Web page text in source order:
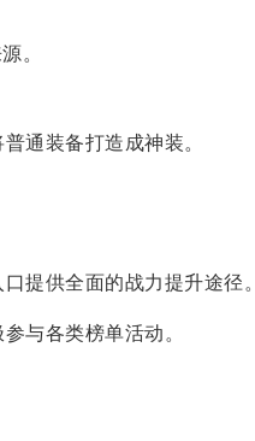
。
通装备打造成神装。
提供全面的战力提升途径。
与各类榜单活动。